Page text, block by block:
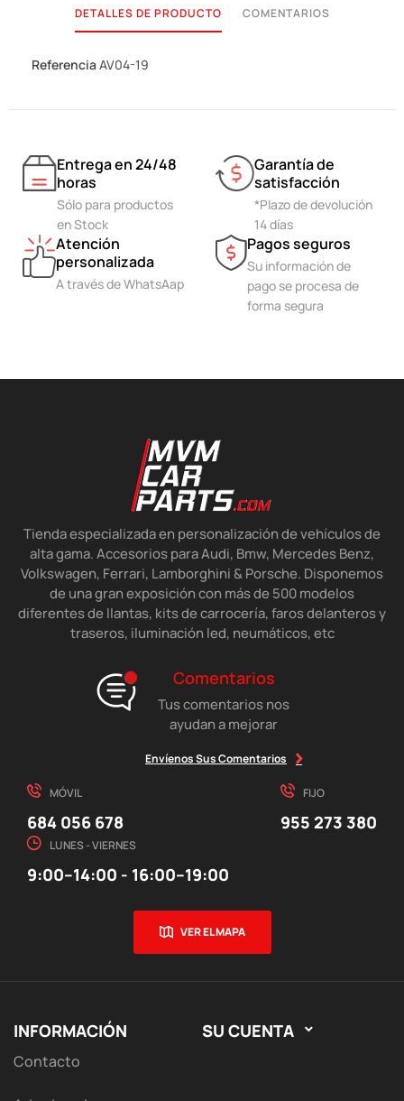
DETALLES DE PRODUCTO COMENTARIOS
ReferenciaAV04-19
Entrega en 24/48
horas
Sólo para productos
en Stock
Garantía de
satisfacción
*Plazo de devolución
14 días
Atención
personalizada
A través de WhatsAap
Pagos seguros
Su información de
pago se procesa de
forma segura
Tienda especializada en personalización de vehículos de
alta gama. Accesorios para Audi, Bmw, Mercedes Benz,
Volkswagen, Ferrari, Lamborghini & Porsche. Disponemos
de una gran exposición con más de 500 modelos
diferentes de llantas, kits de carrocería, faros delanteros y
traseros, iluminación led, neumáticos, etc
Comentarios
Tus comentarios nos
ayudan a mejorar
Envíenos Sus Comentarios
MÓVIL
684 056 678
FIJO
955 273 380
LUNES - VIERNES
9:00–14:00 - 16:00–19:00
VER EL MAPA
INFORMACIÓN
Contacto
SU CUENTA 